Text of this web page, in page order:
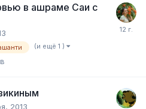
в ашраме Саи с
(и ещё 1 )
2013